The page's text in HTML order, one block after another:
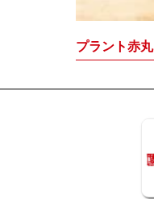
プラント赤丸